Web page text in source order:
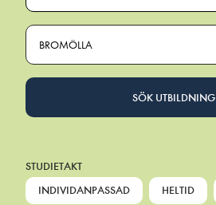
BROMÖLLA
SÖK UTBILDNING
STUDIETAKT
INDIVIDANPASSAD
HELTID